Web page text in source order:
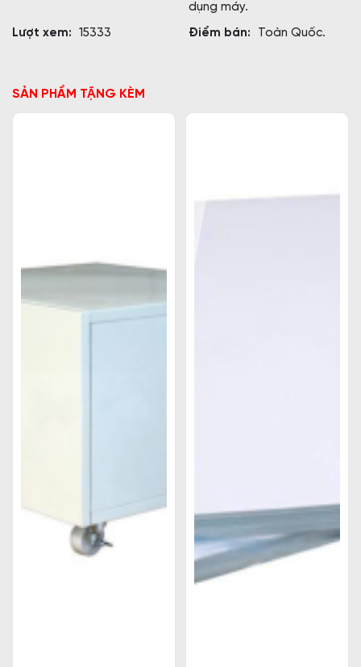
dụng máy.
Lượt xem:
15333 Điểm bán: Toàn Quốc.
SẢN PHẨM TẶNG KÈM